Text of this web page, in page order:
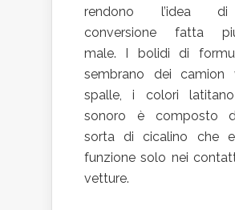
rendono l’idea
conversione fatta
male. I bolidi di
sembrano dei camion
spalle, i colori
sonoro è composto
sorta di cicalino che
funzione solo nei
vetture.